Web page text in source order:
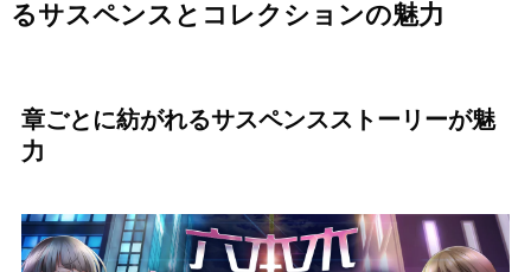
るサスペンスとコレクションの魅力
章ごとに紡がれるサスペンスストーリーが魅
力